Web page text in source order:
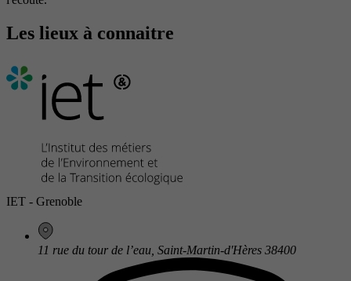
Les lieux à connaitre
IET - Grenoble
11 rue du tour de l’eau, Saint-Martin-d'Hères 38400